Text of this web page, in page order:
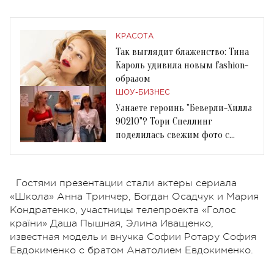
КРАСОТА
Так выглядит блаженство: Тина
Кароль удивила новым fashion-
образом
ШОУ-БИЗНЕС
Узнаете героинь "Беверли-Хиллз
90210"? Тори Спеллинг
поделилась свежим фото с
Гостями презентации стали актеры сериала
«Школа» Анна Тринчер, Богдан Осадчук и Мария
Кондратенко, участницы телепроекта «Голос
країни» Даша Пышная, Элина Иващенко,
известная модель и внучка Софии Ротару София
Евдокименко с братом Анатолием Евдокименко.